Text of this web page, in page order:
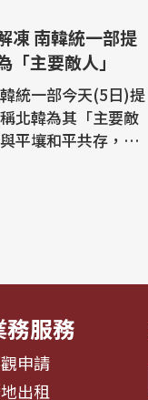
凍 南韓統一部提
「主要敵人」
統一部今天(5日)提
北韓為其「主要敵
平壤和平共存，重
韓關係的措施之
務服務
申請
出租